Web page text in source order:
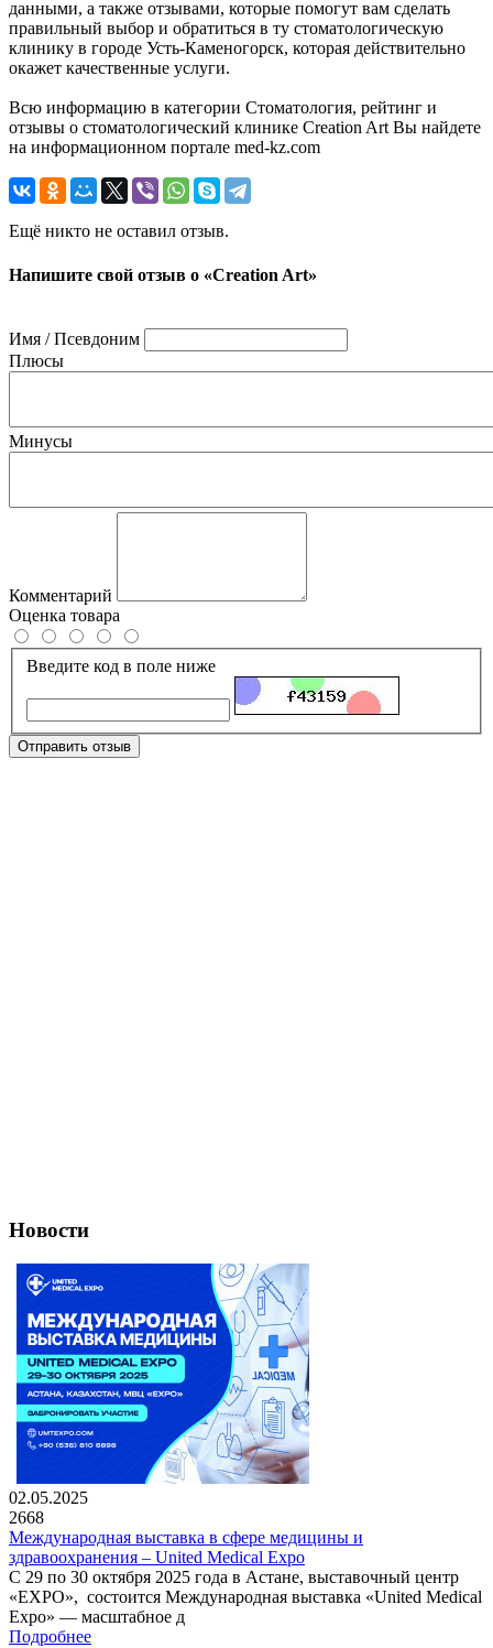
данными, а также отзывами, которые помогут вам сделать
правильный выбор и обратиться в ту стоматологическую
клинику в городе Усть-Каменогорск, которая действительно
окажет качественные услуги.
Всю информацию в категории Стоматология, рейтинг и
отзывы о стоматологический клинике Creation Art Вы найдете
на информационном портале med-kz.com
Ещё никто не оставил отзыв.
Напишите свой отзыв о «Creation Art»
Имя / Псевдоним
Плюсы
Минусы
Комментарий
Оценка товара
Введите код в поле ниже
Отправить отзыв
Новости
02.05.2025
2668
Международная выставка в сфере медицины и
здравоохранения – United Medical Expo
С 29 по 30 октября 2025 года в Астане, выставочный центр
«EXPO», состоится Международная выставка «United Medical
Expo» — масштабное д
Подробнее